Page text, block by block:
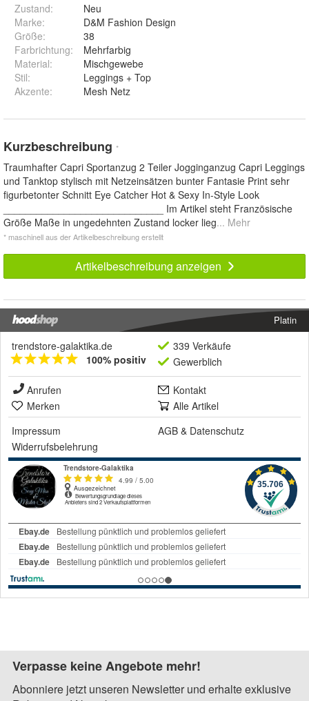
Zustand:
Neu
Marke:
D&M Fashion Design
Größe:
38
Farbrichtung:
Mehrfarbig
Material:
Mischgewebe
Stil:
Leggings + Top
Akzente: Mesh Netz
Kurzbeschreibung *
Traumhafter Capri Sportanzug 2 Teiler Jogginganzug Capri Leggings
und Tanktop stylisch mit Netzeinsätzen bunter Fantasie Print sehr
figurbetonter Schnitt Eye Catcher Hot & Sexy In-Style Look
_____________________________ Im Artikel steht Französische
Größe Maße in ungedehnten Zustand locker lieg... Mehr
* maschinell aus der Artikelbeschreibung erstellt
Artikelbeschreibung anzeigen
Platin
trendstore-galaktika.de
100% positiv
339 Verkäufe
Gewerblich
Anrufen
Kontakt
Merken
Alle Artikel
Impressum
AGB & Datenschutz
Widerrufsbelehrung
Verpasse keine Angebote mehr!
Abonniere jetzt unseren Newsletter und erhalte exklusive